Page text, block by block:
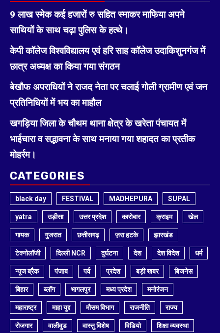
9 लाख स्मेक कई हजारों रु सहित स्माकर माफिया अपने
साथियों के साथ चढ़ा पुलिस के हत्थे।
केपी कॉलेज विश्वविद्यालय एवं हरि साह कॉलेज उदाकिशुनगंज में
छात्र अध्यक्ष का किया गया संगठन
बेखौफ अपराधियों ने राजद नेता पर चलाई गोली ग्रामीण एवं जन
प्रतिनिधियों में भय का माहौल
खगड़िया जिला के चौथम थाना क्षेत्र के खरेता पंचायत में
भाईचारा व सद्भावना के साथ मनाया गया शहादत का प्रतीक
मोहर्रम।
CATEGORIES
black day FESTIVAL MADHEPURA SUPAL
yatra उड़ीसा उत्तर प्रदेश कारोबार क्राइम खेल
गायक गुजरात छत्तीसगढ़ ज़रा हटके झारखंड
टेक्नोलॉजी दिल्ली NCR दुर्घटना देश देश विदेश धर्म
न्यूज ब्रैक पंजाब पर्व प्रदेश बड़ी खबर बिजनेस
बिहार ब्लॉग भागलपुर मध्य प्रदेश मनोरंजन
महाराष्ट्र माहा युद्द मौसम विभाग राजनीति राज्य
रोजगार वालीवुड वास्तु विशेष विडियो शिक्षा व्यवस्था